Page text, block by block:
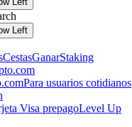
CestasGanarStaking
Para usuarios cotidianos
Visa prepagoLevel Up